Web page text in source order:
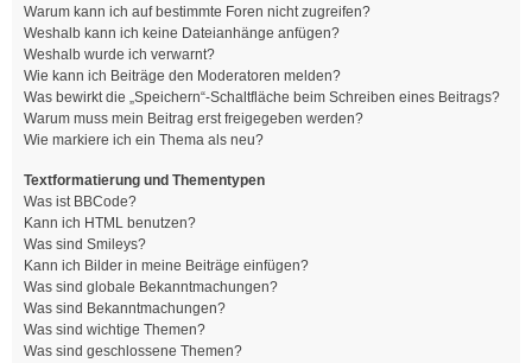
Warum kann ich auf bestimmte Foren nicht zugreifen?
Weshalb kann ich keine Dateianhänge anfügen?
Weshalb wurde ich verwarnt?
Wie kann ich Beiträge den Moderatoren melden?
Was bewirkt die „Speichern“-Schaltfläche beim Schreiben eines Beitrags?
Warum muss mein Beitrag erst freigegeben werden?
Wie markiere ich ein Thema als neu?
Textformatierung und Thementypen
Was ist BBCode?
Kann ich HTML benutzen?
Was sind Smileys?
Kann ich Bilder in meine Beiträge einfügen?
Was sind globale Bekanntmachungen?
Was sind Bekanntmachungen?
Was sind wichtige Themen?
Was sind geschlossene Themen?